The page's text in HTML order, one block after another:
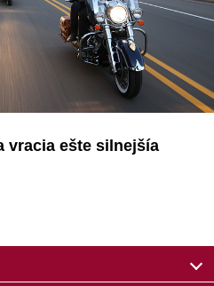
vracia ešte silnejšía